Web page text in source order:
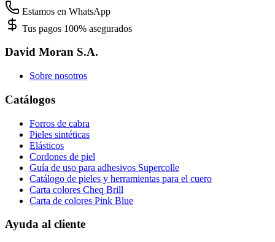
Estamos en WhatsApp
Tus pagos 100% asegurados
David Moran S.A.
Sobre nosotros
Catálogos
Forros de cabra
Pieles sintéticas
Elásticos
Cordones de piel
Guía de uso para adhesivos Supercolle
Catálogo de pieles y herramientas para el cuero
Carta colores Cheq Brill
Carta de colores Pink Blue
Ayuda al cliente